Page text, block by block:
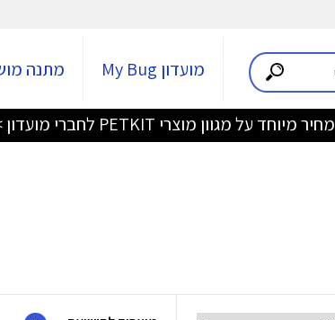
מועדון My Bug מתנה
מחיר מיוחד על מגוון מוצרי PETKIT לחברי מועדון >>